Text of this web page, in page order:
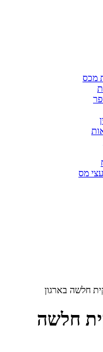
מס
חלשה